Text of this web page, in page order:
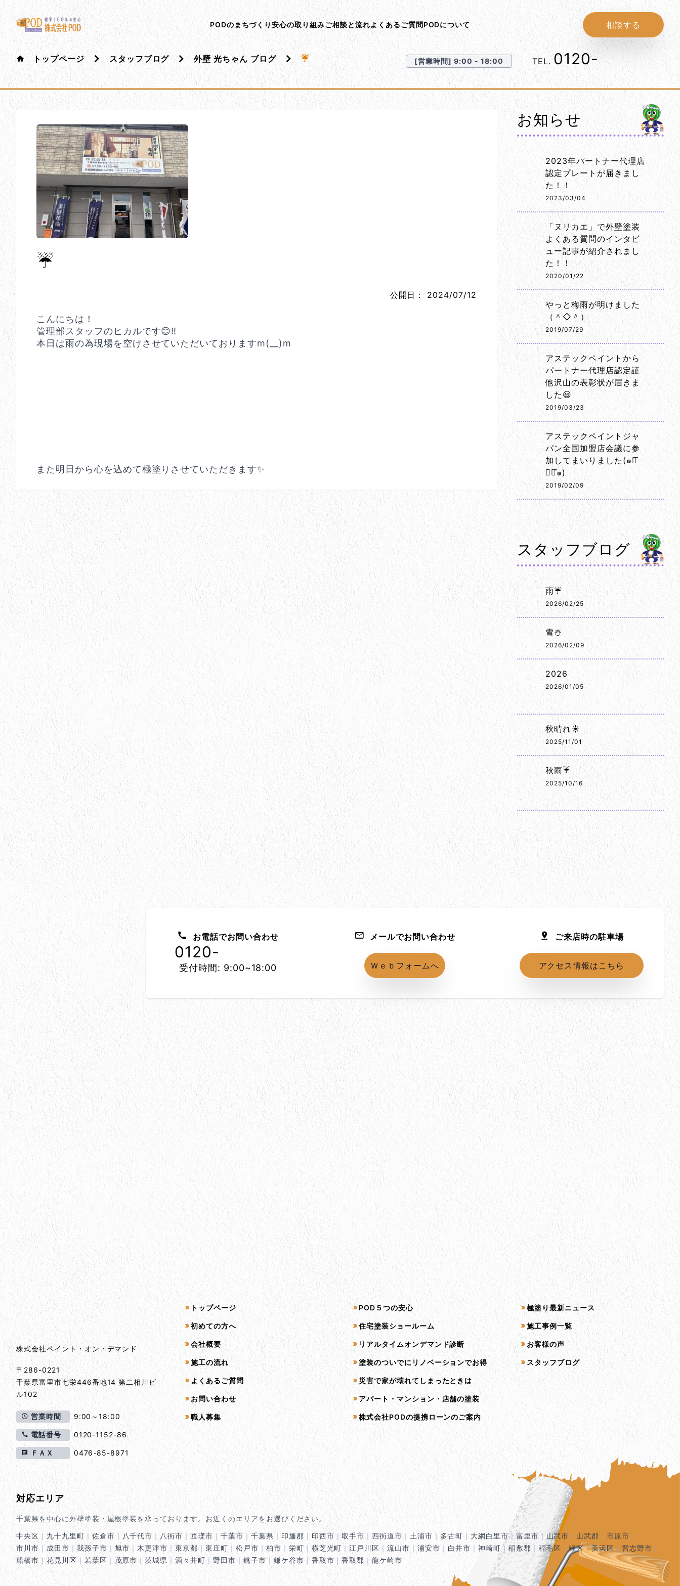
メインコンテンツにスキップ
株式会社ペイント・オン・デマンド
千葉の外壁塗装・屋根塗装なら創業100年の安心 ペイント･オン･デマンド
PODのまちづくり安心の取り組みご相談と流れよくあるご質問PODについて 相談する
トップページ スタッフブログ 外壁 光ちゃん ブログ ☔️ [営業時間] 9:00 - 18:00 TEL. 0120- 1152-86
☔️
公開日： 2024/07/12
こんにちは！
管理部スタッフのヒカルです😊‼️
本日は雨の為現場を空けさせていただいておりますm(__)m
また明日から心を込めて極塗りさせていただきます✨
お知らせ
2023年パートナー代理店
認定プレートが届きまし
た！！
2023/03/04
「ヌリカエ」で外壁塗装
よくある質問のインタビ
ュー記事が紹介されまし
た！！
2020/01/22
やっと梅雨が明けました
（＾◇＾）
2019/07/29
アステックペイントから
パートナー代理店認定証
他沢山の表彰状が届きま
した😃
2019/03/23
アステックペイントジャ
パン全国加盟店会議に参
加してまいりました(๑･̑
◡･̑๑)
2019/02/09
スタッフブログ
雨☔
2026/02/25
雪☃️
2026/02/09
2026
2026/01/05
秋晴れ☀️
2025/11/01
秋雨☔
2025/10/16
お問い合わせ方法
お電話でお問い合わせ
0120-
受付時間: 9:00~18:00
メールでお問い合わせ
Ｗｅｂフォームへ
ご来店時の駐車場
アクセス情報はこちら
所在地
会社情報とサイトマップ
会社情報
株式会社ペイント・オン・デマンド
〒286-0221
千葉県富里市七栄446番地14 第二相川ビ
ル102
営業時間 9:00～18:00
電話番号 0120-1152-86
ＦＡＸ 0476-85-8971
サイトマップ
トップページ
初めての方へ
会社概要
施工の流れ
よくあるご質問
お問い合わせ
職人募集
サービス一覧
POD５つの安心
住宅塗装ショールーム
リアルタイムオンデマンド診断
塗装のついでにリノベーションでお得
災害で家が壊れてしまったときは
アパート・マンション・店舗の塗装
株式会社PODの提携ローンのご案内
コンテンツ一覧
極塗り最新ニュース
施工事例一覧
お客様の声
スタッフブログ
対応エリア
千葉県を中心に外壁塗装・屋根塗装を承っております。お近くのエリアをお選びください。
中央区 ｜九十九里町 ｜佐倉市 ｜ 八千代市 ｜ 八街市 ｜ 匝瑳市 ｜千葉市 ｜ 千葉県 ｜ 印旛郡｜ 印西市｜取手市 ｜ 四街道市｜ 土浦市 ｜ 多古町 ｜ 大網白里市｜富里市 ｜ 山武市 ｜ 山武郡 ｜市原市 ｜
市川市 ｜ 成田市 ｜ 我孫子市 ｜ 旭市 ｜ 木更津市 ｜東京都｜東庄町 ｜ 松戸市 ｜柏市 ｜ 栄町｜横芝光町 ｜江戸川区｜流山市｜浦安市 ｜ 白井市 ｜ 神崎町 ｜稲敷郡 ｜ 稲毛区 ｜緑区｜美浜区｜ 習志野市 ｜
船橋市 ｜ 花見川区 ｜ 若葉区 ｜ 茂原市 ｜茨城県 ｜酒々井町 ｜ 野田市 ｜銚子市｜ 鎌ケ谷市 ｜香取市 ｜香取郡 ｜龍ケ崎市